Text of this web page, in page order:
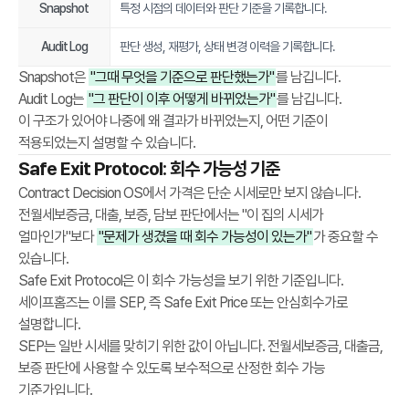
Snapshot 특정 시점의 데이터와 판단 기준을 기록합니다.
Audit Log 판단 생성, 재평가, 상태 변경 이력을 기록합니다.
Snapshot은 "그때 무엇을 기준으로 판단했는가"를 남깁니다.
Audit Log는 "그 판단이 이후 어떻게 바뀌었는가"를 남깁니다.
이 구조가 있어야 나중에 왜 결과가 바뀌었는지, 어떤 기준이
적용되었는지 설명할 수 있습니다.
Safe Exit Protocol: 회수 가능성 기준
Contract Decision OS에서 가격은 단순 시세로만 보지 않습니다.
전월세보증금, 대출, 보증, 담보 판단에서는 "이 집의 시세가
얼마인가"보다 "문제가 생겼을 때 회수 가능성이 있는가"가 중요할 수
있습니다.
Safe Exit Protocol은 이 회수 가능성을 보기 위한 기준입니다.
세이프홈즈는 이를 SEP, 즉 Safe Exit Price 또는 안심회수가로
설명합니다.
SEP는 일반 시세를 맞히기 위한 값이 아닙니다. 전월세보증금, 대출금,
보증 판단에 사용할 수 있도록 보수적으로 산정한 회수 가능
기준가입니다.
t
i
g
S
t
a
t
e
,
R
e
a
s